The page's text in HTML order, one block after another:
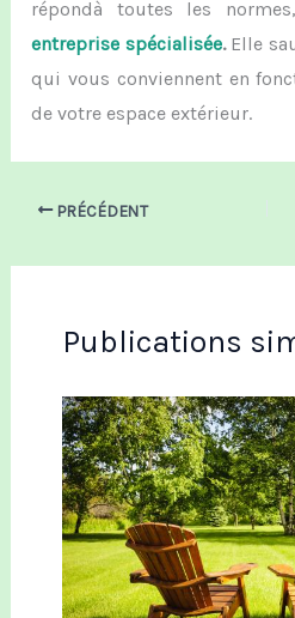
répondà toutes les
entreprise spécialisée.Elle
qui vous conviennent en
de votre espace extérieur.
PRÉCÉDENT
Publications